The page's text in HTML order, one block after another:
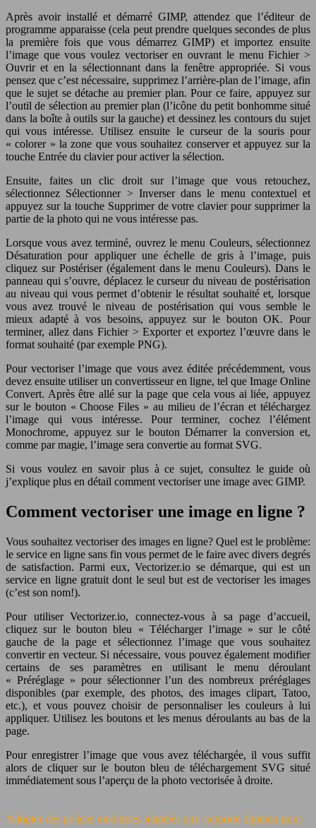
Après avoir installé et démarré GIMP, attendez que l’éditeur de
programme apparaisse (cela peut prendre quelques secondes de plus
la première fois que vous démarrez GIMP) et importez ensuite
l’image que vous voulez vectoriser en ouvrant le menu Fichier >
Ouvrir et en la sélectionnant dans la fenêtre appropriée. Si vous
pensez que c’est nécessaire, supprimez l’arrière-plan de l’image, afin
que le sujet se détache au premier plan. Pour ce faire, appuyez sur
l’outil de sélection au premier plan (l’icône du petit bonhomme situé
dans la boîte à outils sur la gauche) et dessinez les contours du sujet
qui vous intéresse. Utilisez ensuite le curseur de la souris pour
« colorer » la zone que vous souhaitez conserver et appuyez sur la
touche Entrée du clavier pour activer la sélection.
Ensuite, faites un clic droit sur l’image que vous retouchez,
sélectionnez Sélectionner > Inverser dans le menu contextuel et
appuyez sur la touche Supprimer de votre clavier pour supprimer la
partie de la photo qui ne vous intéresse pas.
Lorsque vous avez terminé, ouvrez le menu Couleurs, sélectionnez
Désaturation pour appliquer une échelle de gris à l’image, puis
cliquez sur Postériser (également dans le menu Couleurs). Dans le
panneau qui s’ouvre, déplacez le curseur du niveau de postérisation
au niveau qui vous permet d’obtenir le résultat souhaité et, lorsque
vous avez trouvé le niveau de postérisation qui vous semble le
mieux adapté à vos besoins, appuyez sur le bouton OK. Pour
terminer, allez dans Fichier > Exporter et exportez l’œuvre dans le
format souhaité (par exemple PNG).
Pour vectoriser l’image que vous avez éditée précédemment, vous
devez ensuite utiliser un convertisseur en ligne, tel que Image Online
Convert. Après être allé sur la page que cela vous ai liée, appuyez
sur le bouton « Choose Files » au milieu de l’écran et téléchargez
l’image qui vous intéresse. Pour terminer, cochez l’élément
Monochrome, appuyez sur le bouton Démarrer la conversion et,
comme par magie, l’image sera convertie au format SVG.
Si vous voulez en savoir plus à ce sujet, consultez le guide où
j’explique plus en détail comment vectoriser une image avec GIMP.
Comment vectoriser une image en ligne ?
Vous souhaitez vectoriser des images en ligne? Quel est le problème:
le service en ligne sans fin vous permet de le faire avec divers degrés
de satisfaction. Parmi eux, Vectorizer.io se démarque, qui est un
service en ligne gratuit dont le seul but est de vectoriser les images
(c’est son nom!).
Pour utiliser Vectorizer.io, connectez-vous à sa page d’accueil,
cliquez sur le bouton bleu « Télécharger l’image » sur le côté
gauche de la page et sélectionnez l’image que vous souhaitez
convertir en vecteur. Si nécessaire, vous pouvez également modifier
certains de ses paramètres en utilisant le menu déroulant
« Préréglage » pour sélectionner l’un des nombreux préréglages
disponibles (par exemple, des photos, des images clipart, Tatoo,
etc.), et vous pouvez choisir de personnaliser les couleurs à lui
appliquer. Utilisez les boutons et les menus déroulants au bas de la
page.
Pour enregistrer l’image que vous avez téléchargée, il vous suffit
alors de cliquer sur le bouton bleu de téléchargement SVG situé
immédiatement sous l’aperçu de la photo vectorisée à droite.
Adopter des polices modernes adaptées aux supports digitaux pour